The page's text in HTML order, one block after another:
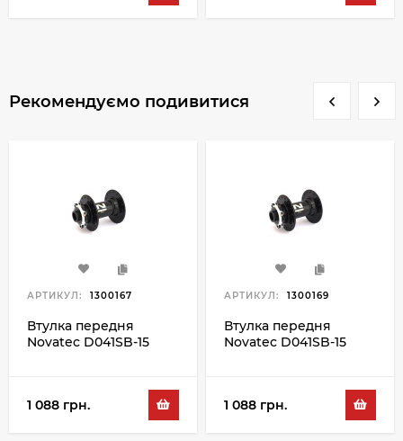
Рекомендуємо подивитися
АРТИКУЛ: 1300167
Втулка передня
Novatec D041SB-15
1 088 грн.
АРТИКУЛ: 1300169
Втулка передня
Novatec D041SB-15
1 088 грн.